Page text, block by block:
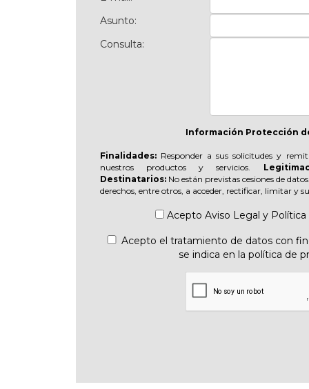
Asunto:
Consulta:
Información Protección
Finalidades:Responder a sus solicitudes y
nuestros productos y servicios.
Destinatarios:No están previstas cesiones de
derechos, entre otros, a acceder, rectificar, limitar y
Acepto Aviso Legal y
Acepto el tratamiento de datos con
se indica en la política de